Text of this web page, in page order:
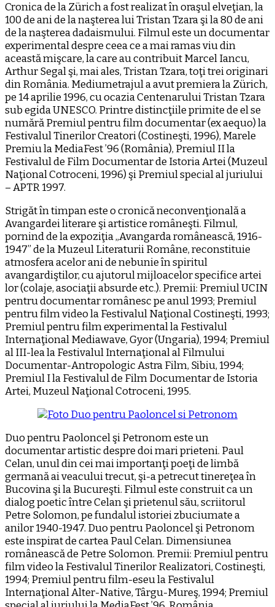
Cronica de la Zürich a fost realizat în oraşul elveţian, la
100 de ani de la naşterea lui Tristan Tzara şi la 80 de ani
de la naşterea dadaismului. Filmul este un documentar
experimental despre ceea ce a mai ramas viu din
această mişcare, la care au contribuit Marcel Iancu,
Arthur Segal şi, mai ales, Tristan Tzara, toţi trei originari
din România. Mediumetrajul a avut premiera la Zürich,
pe 14 aprilie 1996, cu ocazia Centenarului Tristan Tzara
sub egida UNESCO. Printre distincţiile primite de el se
numără Premiul pentru film documentar (ex aequo) la
Festivalul Tinerilor Creatori (Costineşti, 1996), Marele
Premiu la MediaFest ’96 (România), Premiul II la
Festivalul de Film Documentar de Istoria Artei (Muzeul
Naţional Cotroceni, 1996) şi Premiul special al juriului
– APTR 1997.
Strigăt în timpan este o cronică neconvenţională a
Avangardei literare şi artistice româneşti. Filmul,
pornind de la expoziţia „Avangarda românească, 1916-
1947” de la Muzeul Literaturii Române, reconstituie
atmosfera acelor ani de nebunie în spiritul
avangardiştilor, cu ajutorul mijloacelor specifice artei
lor (colaje, asociaţii absurde etc.). Premii: Premiul UCIN
pentru documentar românesc pe anul 1993; Premiul
pentru film video la Festivalul Naţional Costineşti, 1993;
Premiul pentru film experimental la Festivalul
Internaţional Mediawave, Gyor (Ungaria), 1994; Premiul
al III-lea la Festivalul Internaţional al Filmului
Documentar-Antropologic Astra Film, Sibiu, 1994;
Premiul I la Festivalul de Film Documentar de Istoria
Artei, Muzeul Naţional Cotroceni, 1995.
Duo pentru Paoloncel şi Petronom este un
documentar artistic despre doi mari prieteni. Paul
Celan, unul din cei mai importanţi poeţi de limbă
germană ai veacului trecut, şi-a petrecut tinereţea în
Bucovina şi la Bucureşti. Filmul este construit ca un
dialog poetic între Celan şi prietenul său, scriitorul
Petre Solomon, pe fundalul istoriei zbuciumate a
anilor 1940-1947. Duo pentru Paoloncel şi Petronom
este inspirat de cartea Paul Celan. Dimensiunea
românească de Petre Solomon. Premii: Premiul pentru
film video la Festivalul Tinerilor Realizatori, Costineşti,
1994; Premiul pentru film-eseu la Festivalul
Internaţional Alter-Native, Târgu-Mureş, 1994; Premiul